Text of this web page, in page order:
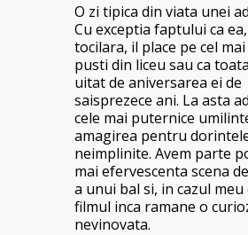
O zi tipica din viata unei
Cu exceptia faptului ca
tocilara, il place pe cel
pusti din liceu sau ca
uitat de aniversarea ei de
saisprezece ani. La asta
cele mai puternice
amagirea pentru
neimplinite. Avem parte
mai efervescenta scena
a unui bal si, in cazul
filmul inca ramane o
nevinovata.